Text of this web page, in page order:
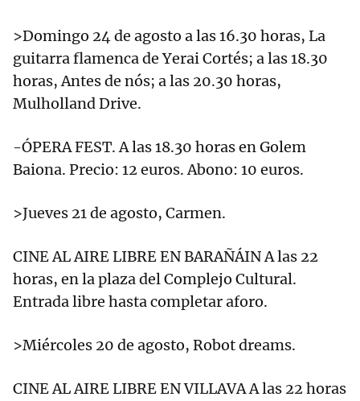
>Domingo 24 de agosto a las 16.30 horas, La
guitarra flamenca de Yerai Cortés; a las 18.30
horas, Antes de nós; a las 20.30 horas,
Mulholland Drive.
-ÓPERA FEST. A las 18.30 horas en Golem
Baiona. Precio: 12 euros. Abono: 10 euros.
>Jueves 21 de agosto, Carmen.
CINE AL AIRE LIBRE EN BARAÑÁIN A las 22
horas, en la plaza del Complejo Cultural.
Entrada libre hasta completar aforo.
>Miércoles 20 de agosto, Robot dreams.
CINE AL AIRE LIBRE EN VILLAVA A las 22 horas